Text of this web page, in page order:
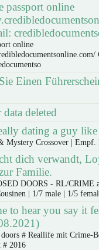
passport online
online
Einen
data deleted
dating a guy
Mystery Crossover | Empf.
dich verwandt,
Familie.
DOORS - RL/CRIME
| 1/7 male | 1/5
to hear you say it
doors # Reallife mit Crime-
# 2016